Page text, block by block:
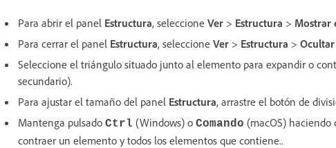
Para abrir el panel Estructura, seleccione Ver > Estructura > Mostrar
Para cerrar el panel Estructura, seleccione Ver > Estructura >
Seleccione el triángulo situado junto al elemento para expandir o
secundario).
Para ajustar el tamaño del panel Estructura, arrastre el botón de
Mantenga pulsado Ctrl (Windows) o Comando (macOS)
contraer un elemento y todos los elementos que contiene..